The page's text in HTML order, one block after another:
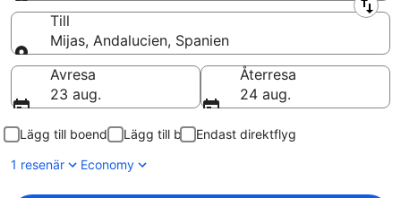
Från
Till
Mijas, Andalucien, Spanien
Till
Avresa
23 aug.
Återresa
24 aug.
Lägg till boende Lägg till bil
Endast direktflyg
1 resenär
Economy